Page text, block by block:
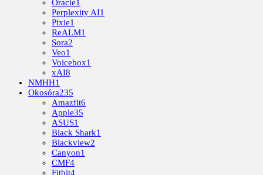
Oracle1
Perplexity AI1
Pixie1
ReALM1
Sora2
Veo1
Voicebox1
xAI8
NMHH1
Okosóra235
Amazfit6
Apple35
ASUS1
Black Shark1
Blackview2
Canyon1
CMF4
Fitbit4